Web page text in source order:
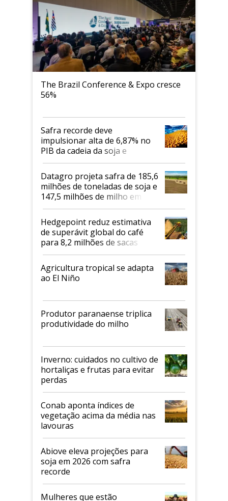
The Brazil Conference & Expo cresce
56%
Safra recorde deve
impulsionar alta de 6,87% no
PIB da cadeia da soja e
biodiesel em 2026
Datagro projeta safra de 185,6
milhões de toneladas de soja e
147,5 milhões de milho em
2026/27
Hedgepoint reduz estimativa
de superávit global do café
para 8,2 milhões de sacas
Agricultura tropical se adapta
ao El Niño
Produtor paranaense triplica
produtividade do milho
Inverno: cuidados no cultivo de
hortaliças e frutas para evitar
perdas
Conab aponta índices de
vegetação acima da média nas
lavouras
Abiove eleva projeções para
soja em 2026 com safra
recorde
Mulheres que estão